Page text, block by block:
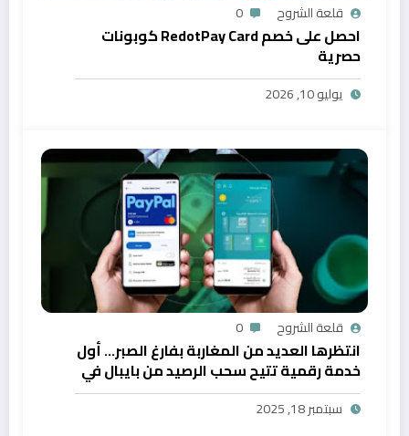
قلعة الشروح 0
احصل على خصم RedotPay Card كوبونات
حصرية
يوليو 10, 2026
قلعة الشروح 0
انتظرها العديد من المغاربة بفارغ الصبر… أول
خدمة رقمية تتيح سحب الرصيد من بايبال في
المغرب
سبتمبر 18, 2025